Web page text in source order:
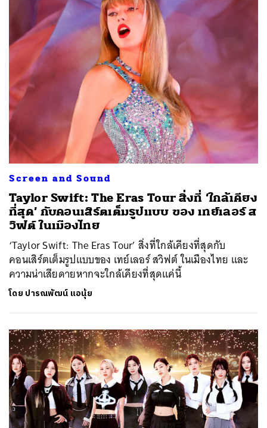
Screen and Sound
Taylor Swift: The Eras Tour สิ่งที่ ‘ใกล้เคียง
ที่สุด’ กับคอนเสิร์ตเต็มรูปแบบ ของ เทย์เลอร์ ส
วิฟต์ ในเมืองไทย
‘Taylor Swift: The Eras Tour’ สิ่งที่ใกล้เคียงที่สุดกับ
คอนเสิร์ตเต็มรูปแบบของ เทย์เลอร์ สวิฟต์ ในเมืองไทย และ
ความน่าเสียดายหากจะใกล้เคียงที่สุดแค่นี้
โดย ปารณพัฒน์ แอนุ้ย